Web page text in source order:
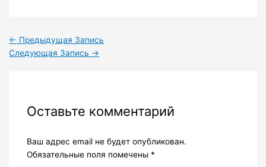
← Предыдущая Запись
Следующая Запись →
Оставьте комментарий
Ваш адрес email не будет опубликован.
Обязательные поля помечены *